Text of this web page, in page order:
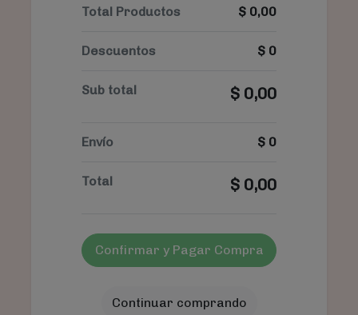
Total Productos $ 0,00
Descuentos $ 0
Sub total $ 0,00
Envío $ 0
Total $ 0,00
Confirmar y Pagar Compra
Continuar comprando